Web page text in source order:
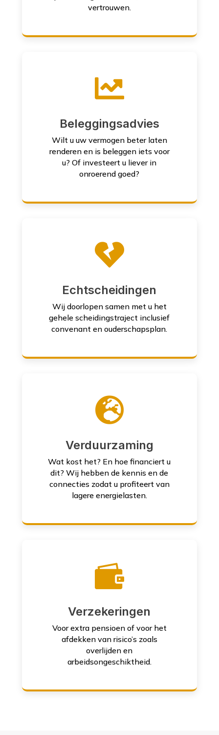
vertrouwen.

Beleggingsadvies
Wilt u uw vermogen beter laten
renderen en is beleggen iets voor
u? Of investeert u liever in
onroerend goed?

Echtscheidingen
Wij doorlopen samen met u het
gehele scheidingstraject inclusief
convenant en ouderschapsplan.

Verduurzaming
Wat kost het? En hoe financiert u
dit? Wij hebben de kennis en de
connecties zodat u profiteert van
lagere energielasten.

Verzekeringen
Voor extra pensioen of voor het
afdekken van risico’s zoals
overlijden en
arbeidsongeschiktheid.